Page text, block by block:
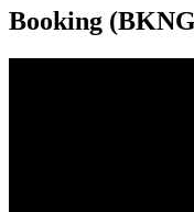
Booking